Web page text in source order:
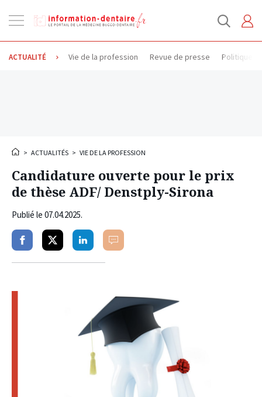
la
navigation
ACTUALITÉ Vie de la profession Revue de presse Politique
> ACTUALITÉS > VIE DE LA PROFESSION
Candidature ouverte pour le prix
de thèse ADF/ Denstply-Sirona
Publié le 07.04.2025.
PartagerPartagerPartagerCommenter